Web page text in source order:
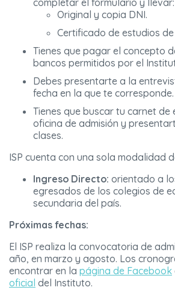
completar el formulario y llevar:
Original y copia DNI.
Certificado de estudios
Tienes que pagar el concepto
bancos permitidos por el
Debes presentarte a la
fecha en la que te corresponde.
Tienes que buscar tu carnet de
oficina de admisión y
clases.
ISP cuenta con una sola modalidad
Ingreso Directo: orientado a
egresados de los colegios de
secundaria del país.
Próximas fechas:
El ISP realiza la convocatoria de
año, en marzo y agosto. Los
encontrar en la página de Facebook
oficial del Instituto.